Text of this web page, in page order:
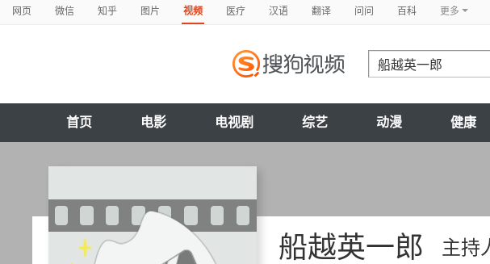
网页 微信 知乎 图片 视频 医疗 汉语 翻译 问问 百科 更多
首页 电影 电视剧 综艺 动漫 健康
主持
船越英一郎